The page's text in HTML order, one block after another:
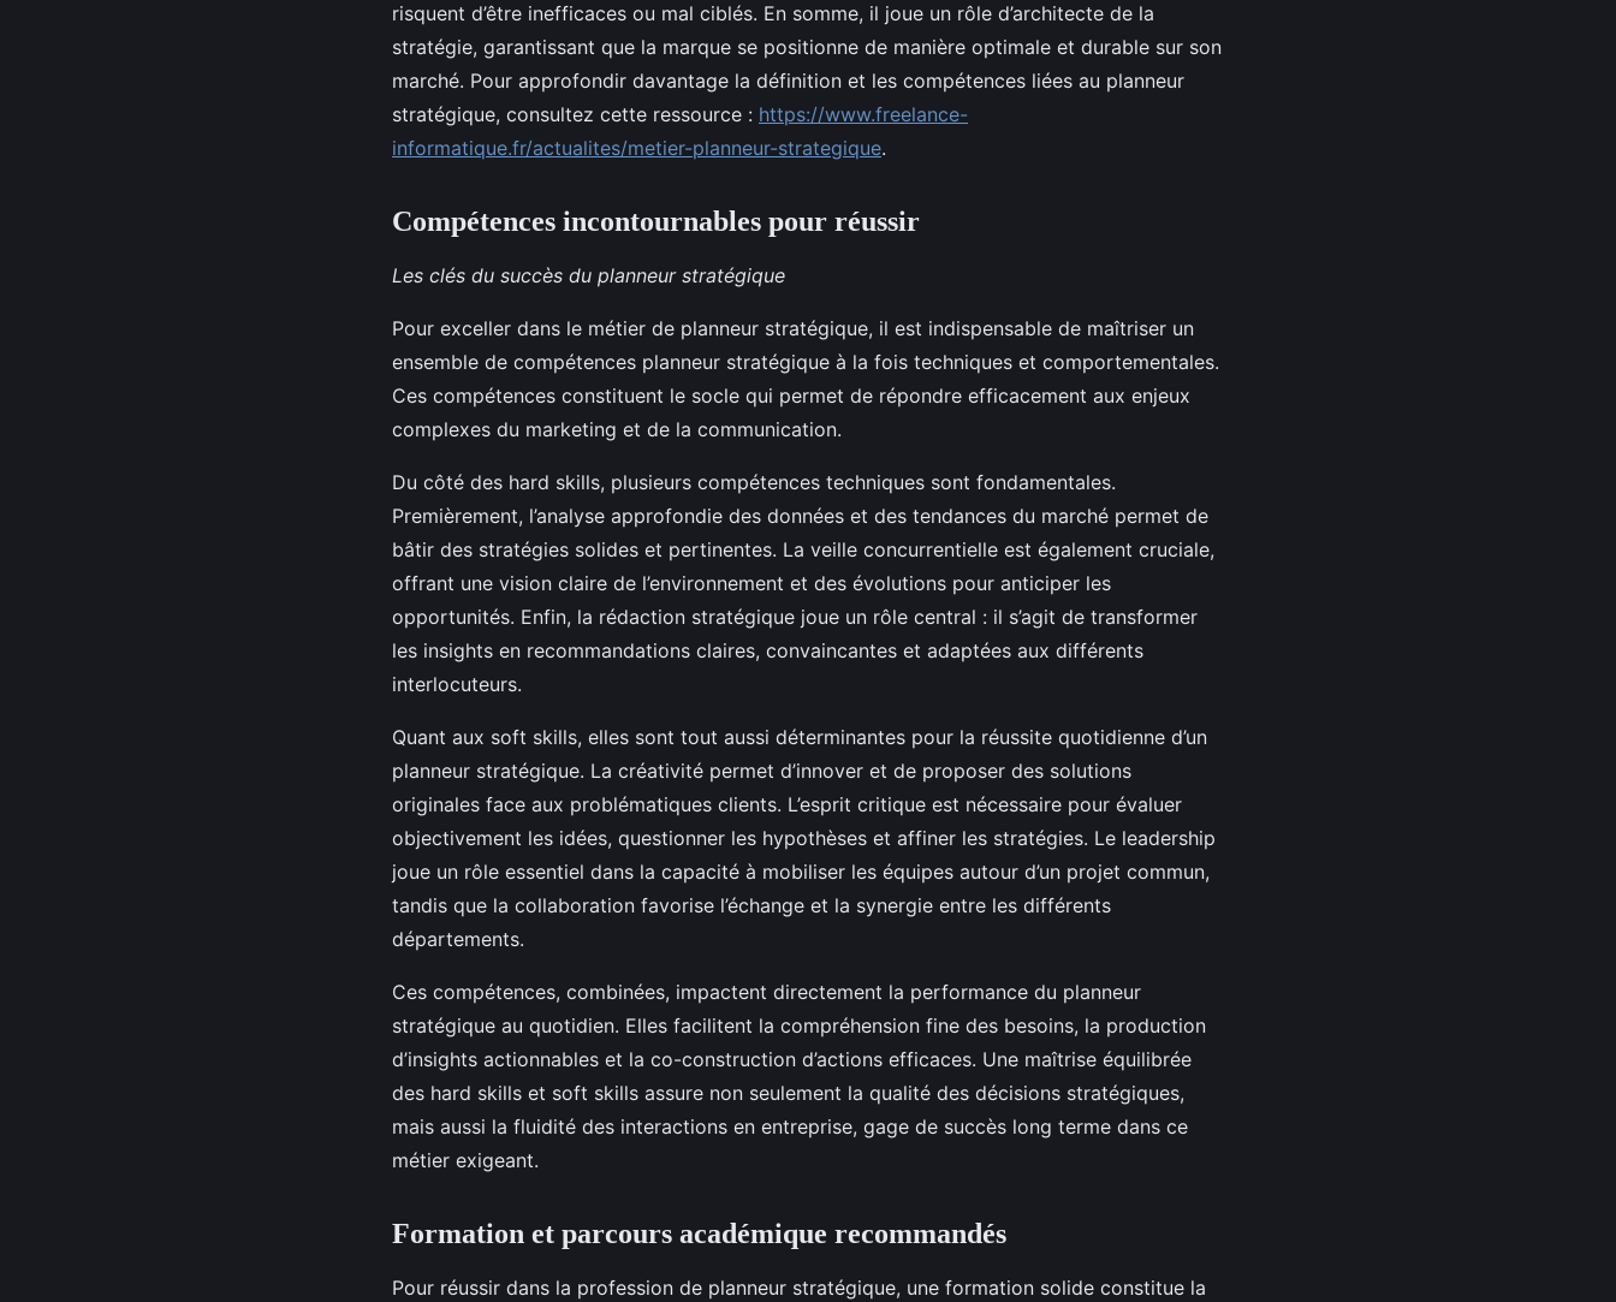
risquent d’être inefficaces ou mal ciblés. En somme, il joue un rôle d’architecte de la
stratégie, garantissant que la marque se positionne de manière optimale et durable sur son
marché. Pour approfondir davantage la définition et les compétences liées au planneur
stratégique, consultez cette ressource : https://www.freelance-
informatique.fr/actualites/metier-planneur-strategique.
Compétences incontournables pour réussir
Les clés du succès du planneur stratégique
Pour exceller dans le métier de planneur stratégique, il est indispensable de maîtriser un
ensemble de compétences planneur stratégique à la fois techniques et comportementales.
Ces compétences constituent le socle qui permet de répondre efficacement aux enjeux
complexes du marketing et de la communication.
Du côté des hard skills, plusieurs compétences techniques sont fondamentales.
Premièrement, l’analyse approfondie des données et des tendances du marché permet de
bâtir des stratégies solides et pertinentes. La veille concurrentielle est également cruciale,
offrant une vision claire de l’environnement et des évolutions pour anticiper les
opportunités. Enfin, la rédaction stratégique joue un rôle central : il s’agit de transformer
les insights en recommandations claires, convaincantes et adaptées aux différents
interlocuteurs.
Quant aux soft skills, elles sont tout aussi déterminantes pour la réussite quotidienne d’un
planneur stratégique. La créativité permet d’innover et de proposer des solutions
originales face aux problématiques clients. L’esprit critique est nécessaire pour évaluer
objectivement les idées, questionner les hypothèses et affiner les stratégies. Le leadership
joue un rôle essentiel dans la capacité à mobiliser les équipes autour d’un projet commun,
tandis que la collaboration favorise l’échange et la synergie entre les différents
départements.
Ces compétences, combinées, impactent directement la performance du planneur
stratégique au quotidien. Elles facilitent la compréhension fine des besoins, la production
d’insights actionnables et la co-construction d’actions efficaces. Une maîtrise équilibrée
des hard skills et soft skills assure non seulement la qualité des décisions stratégiques,
mais aussi la fluidité des interactions en entreprise, gage de succès long terme dans ce
métier exigeant.
Formation et parcours académique recommandés
Pour réussir dans la profession de planneur stratégique, une formation solide constitue la